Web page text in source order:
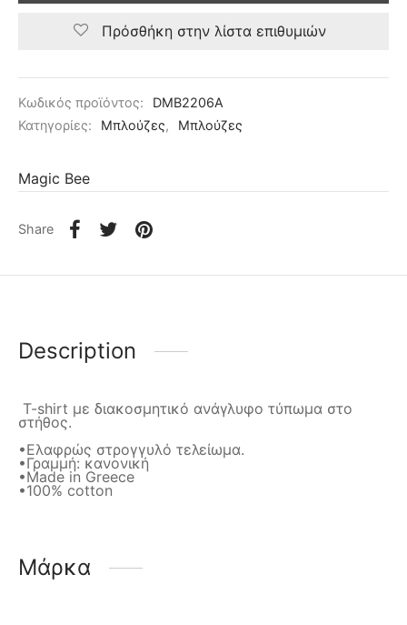
Πρόσθήκη στην λίστα επιθυμιών
Κωδικός προϊόντος:
DMB2206A
Κατηγορίες:
Μπλούζες, Μπλούζες
Magic Bee
Share
Description
T-shirt με διακοσμητικό ανάγλυφο τύπωμα στο
στήθος.
•Ελαφρώς στρογγυλό τελείωμα.
•Γραμμή: κανονική
•Made in Greece
•100% cotton
Μάρκα